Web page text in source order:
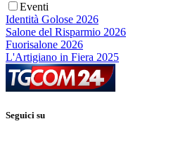
Eventi
Identità Golose 2026
Salone del Risparmio 2026
Fuorisalone 2026
L'Artigiano in Fiera 2025
Seguici su